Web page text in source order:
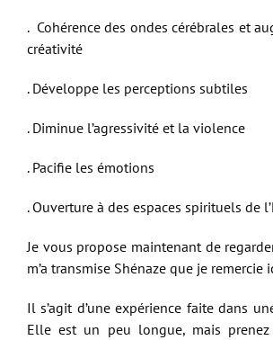
. Cohérence des ondes cérébrales et
créativité
. Développe les perceptions subtiles
. Diminue l’agressivité et la violence
. Pacifie les émotions
. Ouverture à des espaces spirituels de
Je vous propose maintenant de
m’a transmise Shénaze que je remercie
Il s’agit d’une expérience faite dans
Elle est un peu longue, mais